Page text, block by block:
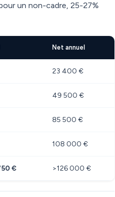
un non-cadre, 25-27%
Net annuel
23 400 €
49 500 €
85 500 €
108 000 €
€ >126 000 €